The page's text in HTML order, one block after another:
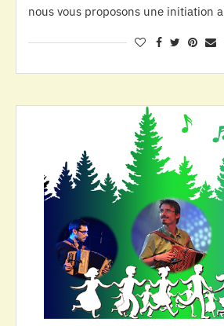
nous vous proposons une initiation